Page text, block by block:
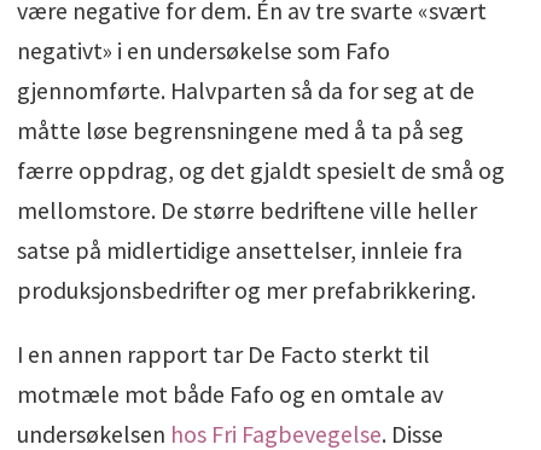
være negative for dem. Én av tre svarte «svært
negativt» i en undersøkelse som Fafo
gjennomførte. Halvparten så da for seg at de
måtte løse begrensningene med å ta på seg
færre oppdrag, og det gjaldt spesielt de små og
mellomstore. De større bedriftene ville heller
satse på midlertidige ansettelser, innleie fra
produksjonsbedrifter og mer prefabrikkering.
I en annen rapport tar De Facto sterkt til
motmæle mot både Fafo og en omtale av
undersøkelsen hos Fri Fagbevegelse. Disse